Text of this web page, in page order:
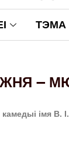
ТЭМА
—
імя В.